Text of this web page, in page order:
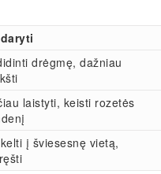
drėgmę, dažniau
laistyti, keisti rozetės
į šviesesnę vietą,